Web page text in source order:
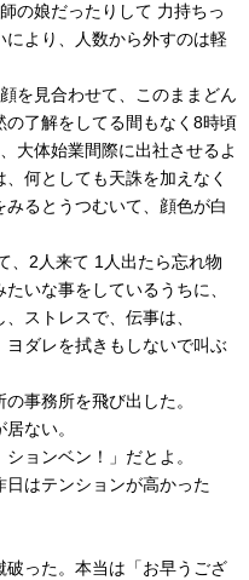
の娘だったりして 力持ちっ
より、人数から外すのは軽
を見合わせて、このままどん
の了解をしてる間もなく8時頃
大体始業間際に出社させるよ
何としても天誅を加えなく
るとうつむいて、顔色が白
、2人来て 1人出たら忘れ物
いな事をしているうちに、
ストレスで、伝事は、
ヨダレを拭きもしないで叫ぶ
事務所を飛び出した。
ない。
ョンベン！」だとよ。
はテンションが高かった
った。本当は「お早うござ